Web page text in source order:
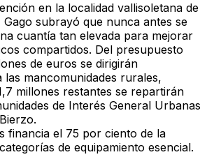
en la localidad vallisoletana de
Gago subrayó que nunca antes se
cuantía tan elevada para mejorar
compartidos. Del presupuesto
de euros se dirigirán
las mancomunidades rurales,
millones restantes se repartirán
de Interés General Urbanas
financia el 75 por ciento de la
de equipamiento esencial.